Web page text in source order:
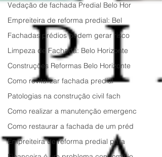
Vedação de fachada Predial Belo Hor
Empreiteira de reforma predial: Bel
Fachadas prédios podem gerar risco
Limpeza de Fachada: Belo Horizonte
Construções Reformas Belo Horizonte
Como revitalizar fachada predial
Patologias na construção civil fach
Como realizar a manutenção emergenc
Como restaurar a fachada de um préd
Empreiteira de reforma predial para